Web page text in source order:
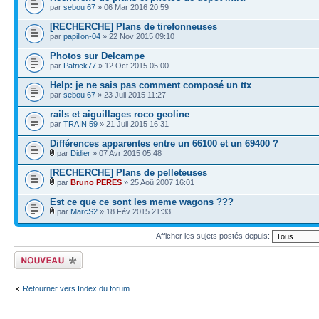
par sebou 67 » 06 Mar 2016 20:59
[RECHERCHE] Plans de tirefonneuses
par papillon-04 » 22 Nov 2015 09:10
Photos sur Delcampe
par Patrick77 » 12 Oct 2015 05:00
Help: je ne sais pas comment composé un ttx
par sebou 67 » 23 Juil 2015 11:27
rails et aiguillages roco geoline
par TRAIN 59 » 21 Juil 2015 16:31
Différences apparentes entre un 66100 et un 69400 ?
par Didier » 07 Avr 2015 05:48
[RECHERCHE] Plans de pelleteuses
par Bruno PERES » 25 Aoû 2007 16:01
Est ce que ce sont les meme wagons ???
par MarcS2 » 18 Fév 2015 21:33
Afficher les sujets postés depuis:
Écrire un nouveau
sujet
Retourner vers Index du forum